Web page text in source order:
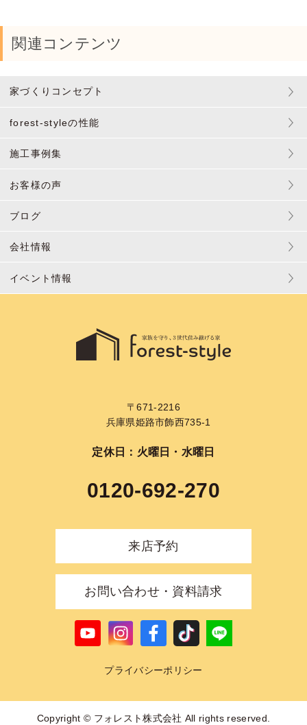
関連コンテンツ
家づくりコンセプト
forest-styleの性能
施工事例集
お客様の声
ブログ
会社情報
イベント情報
〒671-2216
兵庫県姫路市飾西735-1
定休日：火曜日・水曜日
0120-692-270
来店予約
お問い合わせ・資料請求
プライバシーポリシー
Copyright © フォレスト株式会社 All rights reserved.